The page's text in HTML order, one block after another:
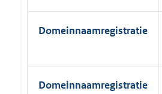
Domeinnaamregistratie
Domeinnaamregistratie